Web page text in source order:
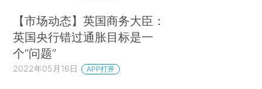
【市场动态】英国商务大臣：
英国央行错过通胀目标是一
个“问题”
2022年05月16日 APP打开